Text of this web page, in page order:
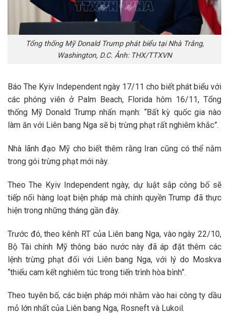
Tổng thống Mỹ Donald Trump phát biểu tại Nhà Trắng,
Washington, D.C. Ảnh: THX/TTXVN
Báo The Kyiv Independent ngày 17/11 cho biết phát biểu với
các phóng viên ở Palm Beach, Florida hôm 16/11, Tổng
thống Mỹ Donald Trump nhấn mạnh: “Bất kỳ quốc gia nào
làm ăn với Liên bang Nga sẽ bị trừng phạt rất nghiêm khắc”.
Nhà lãnh đạo Mỹ cho biết thêm rằng Iran cũng có thể nằm
trong gói trừng phạt mới này.
Theo The Kyiv Independent ngày, dự luật sắp công bố sẽ
tiếp nối hàng loạt biện pháp mà chính quyền Trump đã thực
hiện trong những tháng gần đây.
Trước đó, theo kênh RT của Liên bang Nga, vào ngày 22/10,
Bộ Tài chính Mỹ thông báo nước này đã áp đặt thêm các
lệnh trừng phạt đối với Liên bang Nga, với lý do Moskva
“thiếu cam kết nghiêm túc trong tiến trình hòa bình”.
Theo tuyên bố, các biện pháp mới nhằm vào hai công ty dầu
mỏ lớn nhất của Liên bang Nga, Rosneft và Lukoil.